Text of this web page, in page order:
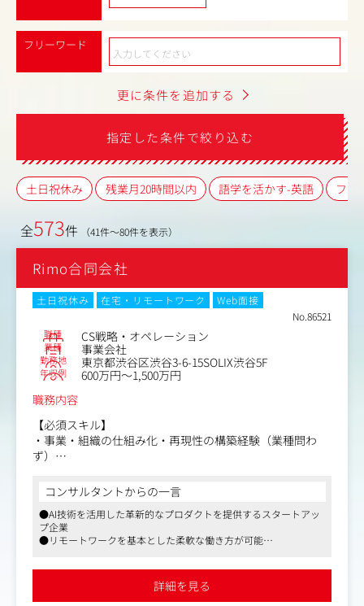
フリーワード
更に条件を追加する
指定した条件で絞り込む
土日祝休み 残業月20時間以内 語学を活かす-英語 フレ
全573件 （41件～80件を表示）
Rimo合同会社
土日祝休み 在宅・リモートワーク
Web面接
No.86521
職種 CS戦略・オペレーション
業種 事業会社
勤務地 東京都渋谷区渋谷3-6-15SOLIX渋谷5F
年収例
600万円～1,500万円
職務内容
【必須スキル】
・事業・組織の仕組み化・再現性の構築経験（業種問わ
ず）
んだ経験
・困難な状況でも前向きに取り組んできた経験
・AI活用への高い意欲（現時点のスキルレベルは問いませ
ん）
・SalesforceなどのCRMを使ったヘルススコア設計・運用
コンサルタントからの一言
●AI技術を活用した革新的なプロダクトを提供するスタートアッ
プ企業
●リモートワークを基本とした柔軟な働き方が可能
詳細を見る